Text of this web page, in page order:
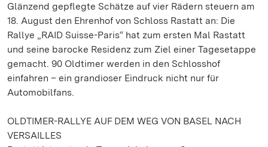
Glänzend gepflegte Schätze auf vier Rädern steuern am
18. August den Ehrenhof von Schloss Rastatt an: Die
Rallye „RAID Suisse-Paris“ hat zum ersten Mal Rastatt
und seine barocke Residenz zum Ziel einer Tagesetappe
gemacht. 90 Oldtimer werden in den Schlosshof
einfahren – ein grandioser Eindruck nicht nur für
Automobilfans.
OLDTIMER-RALLYE AUF DEM WEG VON BASEL NACH
VERSAILLES